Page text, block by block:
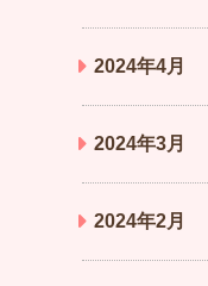
2024年4月
2024年3月
2024年2月